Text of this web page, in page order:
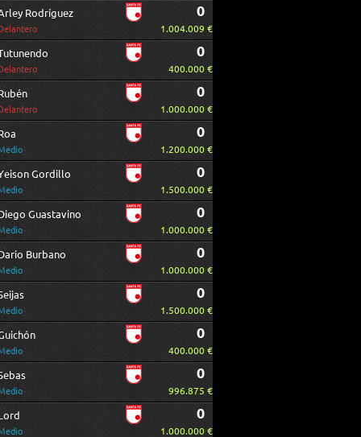
Rodríguez 0
1.004.009 €
0
400.000 €
0
1.000.000 €
0
1.200.000 €
Gordillo 0
1.500.000 €
Guastavino 0
1.000.000 €
Burbano 0
1.000.000 €
0
1.500.000 €
0
400.000 €
0
996.875 €
0
1.000.000 €